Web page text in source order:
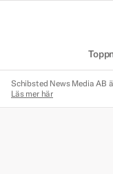
Schibsted News Media AB
Läs mer här